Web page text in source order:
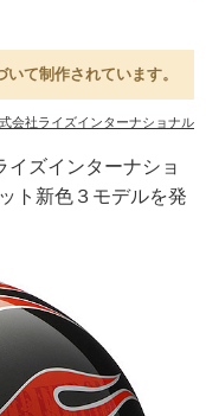
て制作されています。
会社ライズインターナショナル
イズインターナショ
ト新色３モデルを発